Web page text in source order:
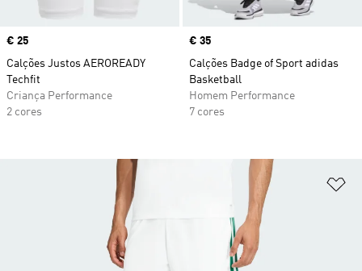
Price
€ 25
Calções Justos AEROREADY
Techfit
Criança Performance
2 cores
Price
€ 35
Calções Badge of Sport adidas
Basketball
Homem Performance
7 cores